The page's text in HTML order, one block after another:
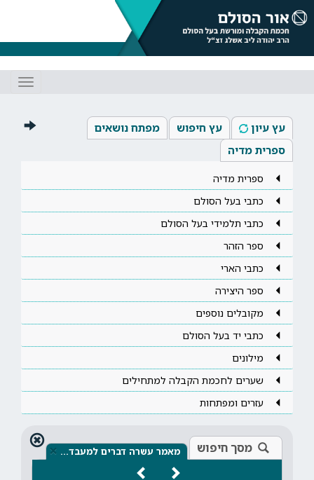
עץ עיון עץ חיפוש
מפתח נושאים
ספרית מדיה
ספרית מדיה
כתבי בעל הסולם
כתבי תלמידי בעל הסולם
ספר הזהר
כתבי הארי
ספר היצירה
מקובלים נוספים
כתבי יד בעל הסולם
מילונים
שערים לחכמת הקבלה למתחילים
עזרים ומפתחות
מסך חיפוש מאמר עשרה דברים למעבד… ×